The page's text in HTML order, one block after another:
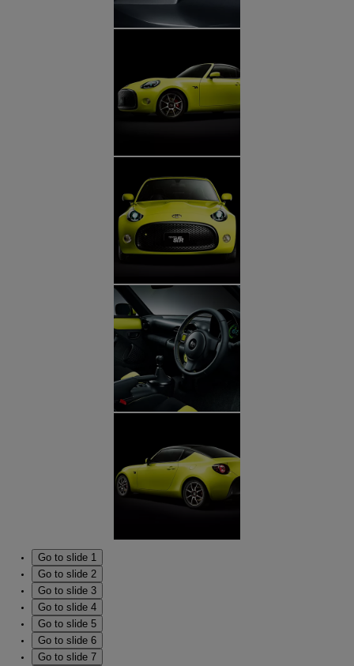
Go to slide 1
Go to slide 2
Go to slide 3
Go to slide 4
Go to slide 5
Go to slide 6
Go to slide 7